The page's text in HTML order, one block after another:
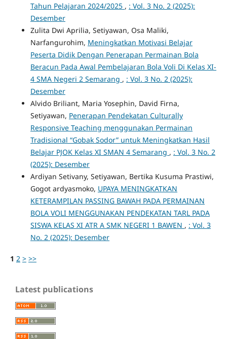
Tahun Pelajaran 2024/2025 , : Vol. 3 No. 2 (2025):
Desember
Zulita Dwi Aprilia, Setiyawan, Osa Maliki,
Narfangurohim, Meningkatkan Motivasi Belajar
Peserta Didik Dengan Penerapan Permainan Bola
Beracun Pada Awal Pembelajaran Bola Voli Di Kelas XI-
4 SMA Negeri 2 Semarang , : Vol. 3 No. 2 (2025):
Desember
Alvido Briliant, Maria Yosephin, David Firna,
Setiyawan, Penerapan Pendekatan Culturally
Responsive Teaching menggunakan Permainan
Tradisional “Gobak Sodor” untuk Meningkatkan Hasil
Belajar PJOK Kelas XI SMAN 4 Semarang , : Vol. 3 No. 2
(2025): Desember
Ardiyan Setivany, Setiyawan, Bertika Kusuma Prastiwi,
Gogot ardyasmoko, UPAYA MENINGKATKAN
KETERAMPILAN PASSING BAWAH PADA PERMAINAN
BOLA VOLI MENGGUNAKAN PENDEKATAN TARL PADA
SISWA KELAS XI ATR A SMK NEGERI 1 BAWEN , : Vol. 3
No. 2 (2025): Desember
1 2 > >>
Latest publications